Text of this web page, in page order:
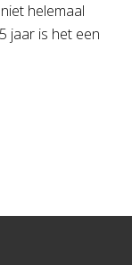
helemaal
jaar is het een